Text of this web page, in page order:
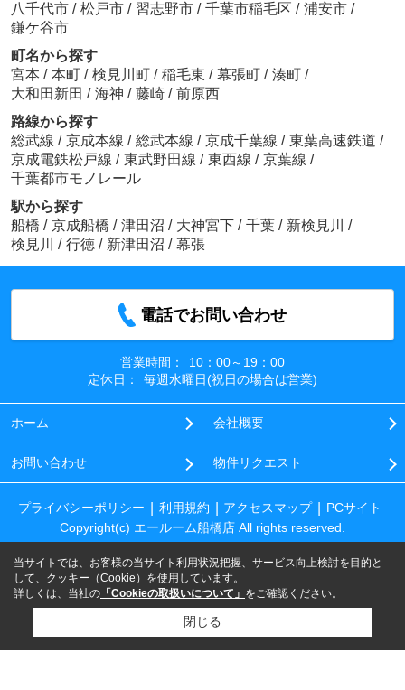
八千代市 / 松戸市 / 習志野市 / 千葉市稲毛区 / 浦安市 /
鎌ケ谷市
町名から探す
宮本 / 本町 / 検見川町 / 稲毛東 / 幕張町 / 湊町 /
大和田新田 / 海神 / 藤崎 / 前原西
路線から探す
総武線 / 京成本線 / 総武本線 / 京成千葉線 / 東葉高速鉄道 /
京成電鉄松戸線 / 東武野田線 / 東西線 / 京葉線 /
千葉都市モノレール
駅から探す
船橋 / 京成船橋 / 津田沼 / 大神宮下 / 千葉 / 新検見川
/
検見川
/ 行徳 / 新津田沼 / 幕張
電話でお問い合わせ
営業時間：
10：00～19：00
定休日：
毎週水曜日(祝日の場合は営業)
ホーム 会社概要
お問い合わせ 物件リクエスト
プライバシーポリシー 利用規約 アクセスマップ
PCサイト
Copyright(c) エールーム船橋店 All rights reserved.
当サイトでは、お客様の当サイト利用状況把握、サービス向上検討を目的と
して、クッキー（Cookie）を使用しています。
詳しくは、当社の 「Cookieの取扱いについて」 をご確認ください。
閉じる